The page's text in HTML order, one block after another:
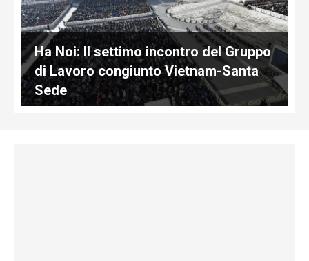
Ha Noi: Il settimo incontro del Gruppo
di Lavoro congiunto Vietnam-Santa
Sede